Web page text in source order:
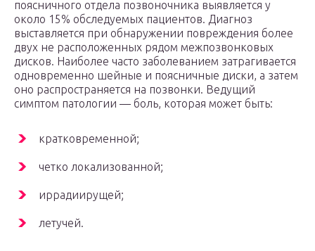
поясничного отдела позвоночника выявляется у
около 15% обследуемых пациентов. Диагноз
выставляется при обнаружении повреждения более
двух не расположенных рядом межпозвонковых
дисков. Наиболее часто заболеванием затрагивается
одновременно шейные и поясничные диски, а затем
оно распространяется на позвонки. Ведущий
симптом патологии — боль, которая может быть:
кратковременной;
четко локализованной;
иррадиирущей;
летучей.